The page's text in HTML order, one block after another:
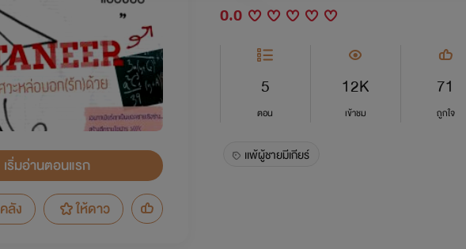
เริ่มอ่านตอนแรก
ลัง
ให้ดาว
0.0
5
ตอน
12K
เข้าชม
71
ถูกใจ
เเพ้ผู้ชายมีเกียร์